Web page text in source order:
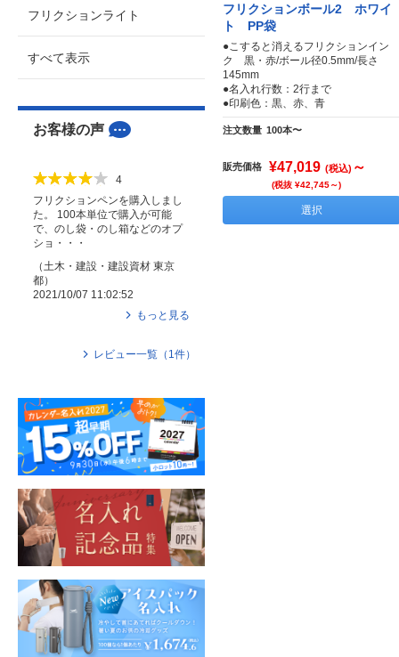
フリクションボール2 ホワイ
ト PP袋
●こすると消えるフリクションイン
ク 黒・赤/ボール径0.5mm/長さ
145mm
●名入れ行数：2行まで
●印刷色：黒、赤、青
注文数量 100本〜
販売価格 ¥47,019 (税込) ～
(税抜 ¥42,745～)
選択
フリクションライト
すべて表示
お客様の声
4
フリクションペンを購入しまし
た。 100本単位で購入が可能
で、のし袋・のし箱などのオプ
ショ・・・
（ 土木・建設・建設資材 東京
都）
2021/10/07 11:02:52
もっと見る
レビュー一覧（ 1 件）